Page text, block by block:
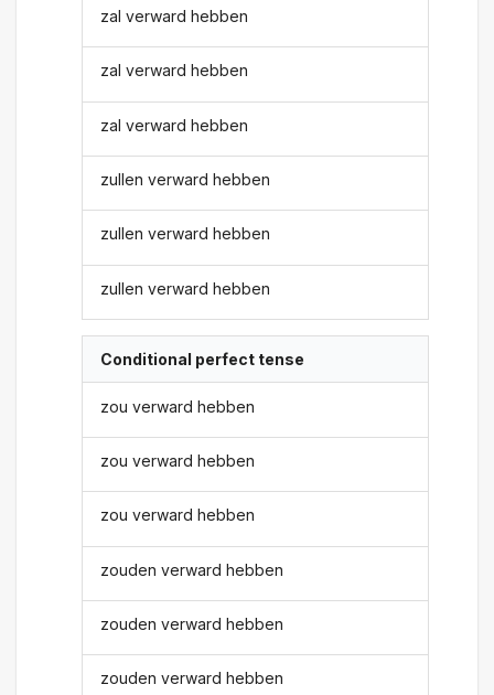
zal verward hebben
zal verward hebben
zal verward hebben
zullen verward hebben
zullen verward hebben
zullen verward hebben
Conditional perfect tense
zou verward hebben
zou verward hebben
zou verward hebben
zouden verward hebben
zouden verward hebben
zouden verward hebben